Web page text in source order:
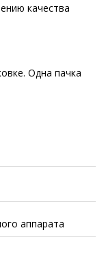
качества
Одна пачка
аппарата